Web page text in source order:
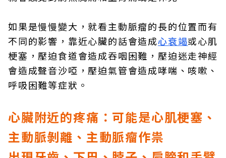
如果是慢慢變大，就看主動脈瘤的長的位置而有
不同的影響，靠近心臟的話會造成心衰竭或心肌
梗塞，壓迫食道會造成吞咽困難，壓迫迷走神經
會造成聲音沙啞，壓迫氣管會造成哮喘、咳嗽、
呼吸困難等症狀。
心臟附近的疼痛：可能是心肌梗塞、
主動脈剝離、主動脈瘤作祟